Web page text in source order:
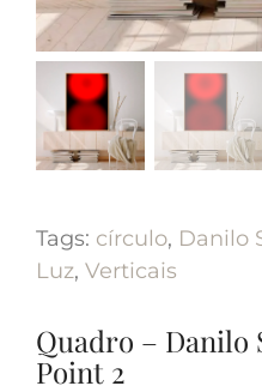
Tags: círculo, Danilo
Luz, Verticais
Quadro – Danilo
Point 2